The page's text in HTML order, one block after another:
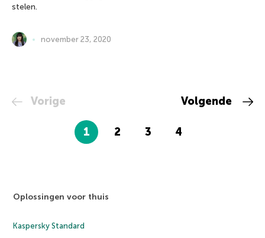
stelen.
november 23, 2020
Vorige
1 2 3 4
Volgende
Oplossingen voor thuis
Kaspersky Standard